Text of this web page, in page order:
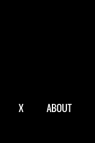
X ABOUT